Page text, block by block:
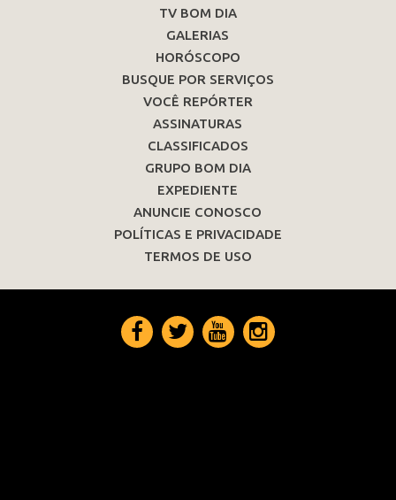
TV BOM DIA
GALERIAS
HORÓSCOPO
BUSQUE POR SERVIÇOS
VOCÊ REPÓRTER
ASSINATURAS
CLASSIFICADOS
GRUPO BOM DIA
EXPEDIENTE
ANUNCIE CONOSCO
POLÍTICAS E PRIVACIDADE
TERMOS DE USO